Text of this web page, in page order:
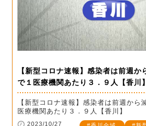
【新型コロナ速報】感染者は前週
で１医療機関あたり３．９人【香川】
【新型コロナ速報】感染者は前週から
医療機関あたり３．９人【香川】
2023/10/27